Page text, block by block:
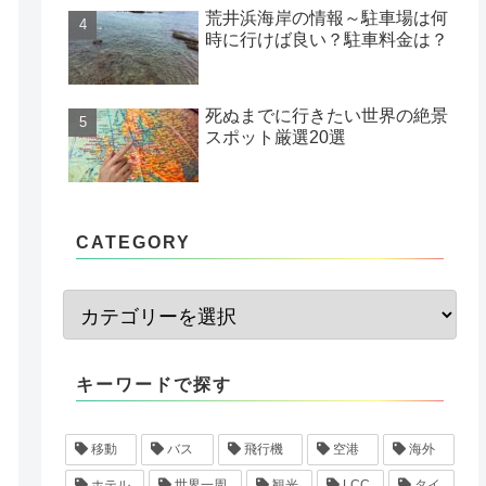
荒井浜海岸の情報～駐車場は何
時に行けば良い？駐車料金は？
死ぬまでに行きたい世界の絶景
スポット厳選20選
CATEGORY
キーワードで探す
移動 バス 飛行機 空港 海外